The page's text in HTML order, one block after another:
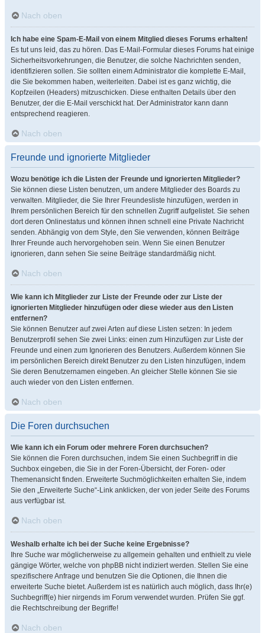
Nach oben
Ich habe eine Spam-E-Mail von einem Mitglied dieses Forums erhalten!
Es tut uns leid, das zu hören. Das E-Mail-Formular dieses Forums hat einige
Sicherheitsvorkehrungen, die Benutzer, die solche Nachrichten senden,
identifizieren sollen. Sie sollten einem Administrator die komplette E-Mail,
die Sie bekommen haben, weiterleiten. Dabei ist es ganz wichtig, die
Kopfzeilen (Headers) mitzuschicken. Diese enthalten Details über den
Benutzer, der die E-Mail verschickt hat. Der Administrator kann dann
entsprechend reagieren.
Nach oben
Freunde und ignorierte Mitglieder
Wozu benötige ich die Listen der Freunde und ignorierten Mitglieder?
Sie können diese Listen benutzen, um andere Mitglieder des Boards zu
verwalten. Mitglieder, die Sie Ihrer Freundesliste hinzufügen, werden in
Ihrem persönlichen Bereich für den schnellen Zugriff aufgelistet. Sie sehen
dort deren Onlinestatus und können ihnen schnell eine Private Nachricht
senden. Abhängig von dem Style, den Sie verwenden, können Beiträge
Ihrer Freunde auch hervorgehoben sein. Wenn Sie einen Benutzer
ignorieren, dann sehen Sie seine Beiträge standardmäßig nicht.
Nach oben
Wie kann ich Mitglieder zur Liste der Freunde oder zur Liste der
ignorierten Mitglieder hinzufügen oder diese wieder aus den Listen
entfernen?
Sie können Benutzer auf zwei Arten auf diese Listen setzen: In jedem
Benutzerprofil sehen Sie zwei Links: einen zum Hinzufügen zur Liste der
Freunde und einen zum Ignorieren des Benutzers. Außerdem können Sie
im persönlichen Bereich direkt Benutzer zu den Listen hinzufügen, indem
Sie deren Benutzernamen eingeben. An gleicher Stelle können Sie sie
auch wieder von den Listen entfernen.
Nach oben
Die Foren durchsuchen
Wie kann ich ein Forum oder mehrere Foren durchsuchen?
Sie können die Foren durchsuchen, indem Sie einen Suchbegriff in die
Suchbox eingeben, die Sie in der Foren-Übersicht, der Foren- oder
Themenansicht finden. Erweiterte Suchmöglichkeiten erhalten Sie, indem
Sie den „Erweiterte Suche“-Link anklicken, der von jeder Seite des Forums
aus verfügbar ist.
Nach oben
Weshalb erhalte ich bei der Suche keine Ergebnisse?
Ihre Suche war möglicherweise zu allgemein gehalten und enthielt zu viele
gängige Wörter, welche von phpBB nicht indiziert werden. Stellen Sie eine
spezifischere Anfrage und benutzen Sie die Optionen, die Ihnen die
erweiterte Suche bietet. Außerdem ist es natürlich auch möglich, dass Ihr(e)
Suchbegriff(e) hier nirgends im Forum verwendet wurden. Prüfen Sie ggf.
die Rechtschreibung der Begriffe!
Nach oben